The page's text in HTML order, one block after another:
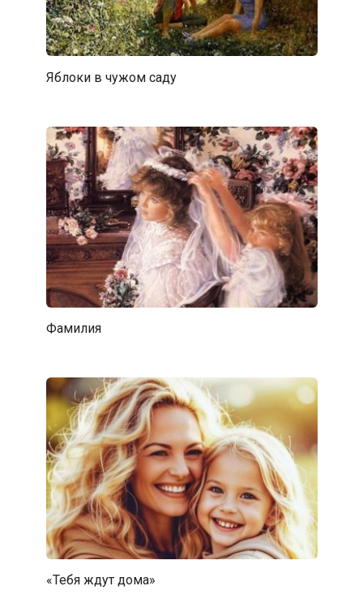
Яблоки в чужом саду
Фамилия
«Тебя ждут дома»